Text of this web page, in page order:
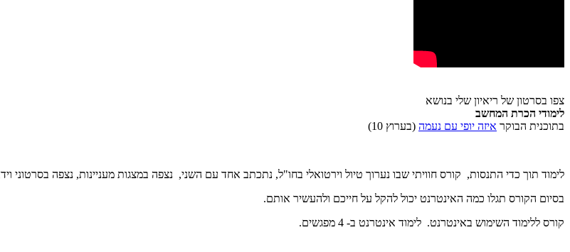
צפו בסרטון של ריאיון שלי בנושא
לימודי הכרת המחשב
בתוכנית הבוקר איזה יופי עם נעמה (בערוץ 10)
לימוד תוך כדי התנסות, קורס חוויתי שבו נערוך טיול וירטואלי בחו"ל, נתכתב אחד עם השני, נצפה במצגות מעניינות, נצפה בסרטוני
בסיום הקורס תגלו כמה האינטרנט יכול להקל על חייכם ולהעשיר אותם.
קורס ללימוד השימוש באינטרנט. לימוד אינטרנט ב- 4 מפגשים.